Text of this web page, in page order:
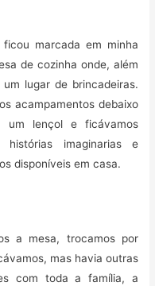
marcada em minha
de cozinha onde, além
lugar de brincadeiras.
acampamentos debaixo
um lençol e ficávamos
histórias imaginarias e
disponíveis em casa.
a mesa, trocamos por
mas havia outras
com toda a família, a